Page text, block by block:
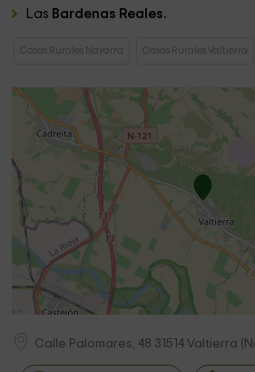
Las Bardenas Reales.
Casas Rurales Navarra Casas Rurales Valtierra
Calle Palomares, 48 31514 Valtierra (